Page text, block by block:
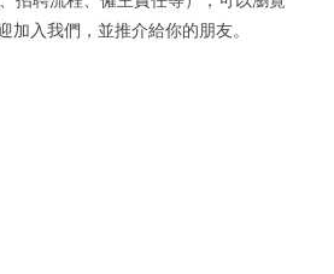
加入我們，並推介給你的朋友。